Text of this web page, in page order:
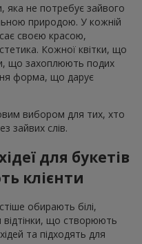
яка не потребує зайвого
природою. У кожній
своєю красою,
Кожної квітки, що
що захоплюють подих
форма, що дарує
вибором для тих, хто
зайвих слів.
для букетів
клієнти
обирають білі,
відтінки, що створюють
та підходять для